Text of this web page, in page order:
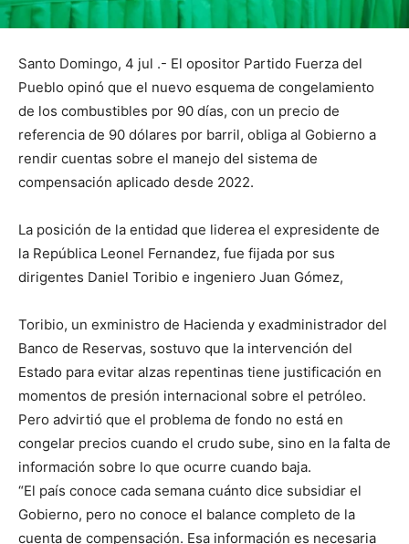
Santo Domingo, 4 jul .- El opositor Partido Fuerza del
Pueblo opinó que el nuevo esquema de congelamiento
de los combustibles por 90 días, con un precio de
referencia de 90 dólares por barril, obliga al Gobierno a
rendir cuentas sobre el manejo del sistema de
compensación aplicado desde 2022.
La posición de la entidad que liderea el expresidente de
la República Leonel Fernandez, fue fijada por sus
dirigentes Daniel Toribio e ingeniero Juan Gómez,
Toribio, un exministro de Hacienda y exadministrador del
Banco de Reservas, sostuvo que la intervención del
Estado para evitar alzas repentinas tiene justificación en
momentos de presión internacional sobre el petróleo.
Pero advirtió que el problema de fondo no está en
congelar precios cuando el crudo sube, sino en la falta de
información sobre lo que ocurre cuando baja.
“El país conoce cada semana cuánto dice subsidiar el
Gobierno, pero no conoce el balance completo de la
cuenta de compensación. Esa información es necesaria